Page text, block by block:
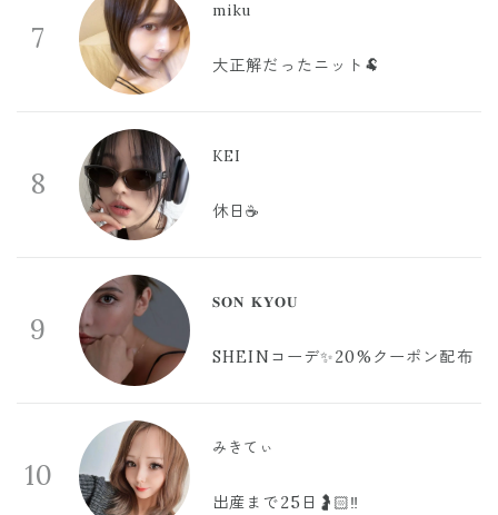
7
miku
大正解だったニット🐏
8
KEI
休日☕️
9
𝐒𝐎𝐍 𝐊𝐘𝐎𝐔
SHEINコーデ✨20%クーポン配布
10
みきてぃ
出産まで25日🤰🏻‼️